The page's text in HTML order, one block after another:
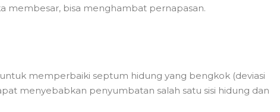
membesar, bisa menghambat pernapasan.
memperbaiki septum hidung yang bengkok (deviasi
menyebabkan penyumbatan salah satu sisi hidung dan